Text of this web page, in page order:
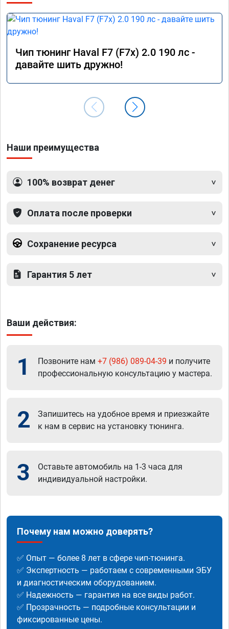
Чип тюнинг Haval F7 (F7x) 2.0 190 лс -
давайте шить дружно!
Наши преимущества
100% возврат денег
Оплата после проверки
Сохранение ресурса
Гарантия 5 лет
Ваши действия:
1 Позвоните нам +7 (986) 089-04-39 и получите
профессиональную консультацию у мастера.
2
Запишитесь на удобное время и приезжайте
к нам в сервис на установку тюнинга.
3
Оставьте автомобиль на 1-3 часа для
индивидуальной настройки.
Почему нам можно доверять?
✅ Опыт — более 8 лет в сфере чип-тюнинга.
✅ Экспертность — работаем с современными ЭБУ
и диагностическим оборудованием.
✅ Надежность — гарантия на все виды работ.
✅ Прозрачность — подробные консультации и
фиксированные цены.